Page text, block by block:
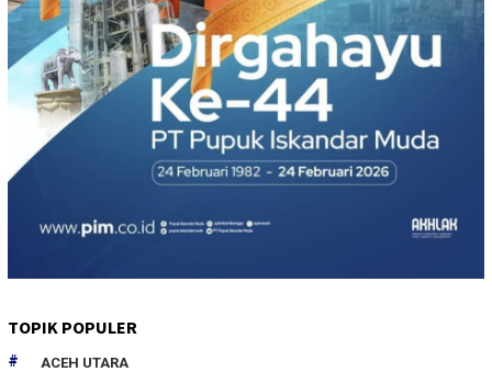
TOPIK POPULER
ACEH UTARA